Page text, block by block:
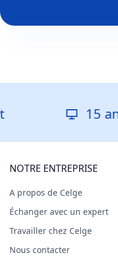
15 ans
NOTRE ENTREPRISE
A propos de Celge
Échanger avec un expert
Travailler chez Celge
Nous contacter